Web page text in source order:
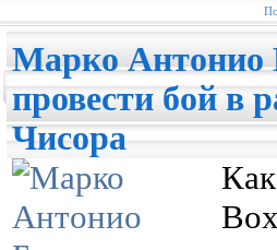
Марко Антонио
провести бой в
Чисора